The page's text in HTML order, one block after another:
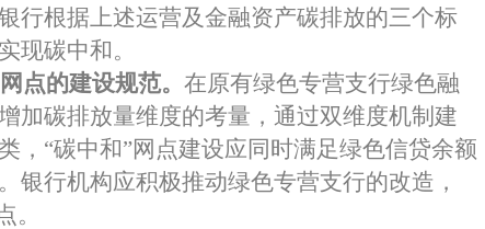
行根据上述运营及金融资产碳排放的三个标
现碳中和。
网点的建设规范。 在原有绿色专营支行绿色融
加碳排放量维度的考量，通过双维度机制建
， “碳中和”网点建设应同时满足绿色信贷余额
银行机构应积极推动绿色专营支行的改造，
。